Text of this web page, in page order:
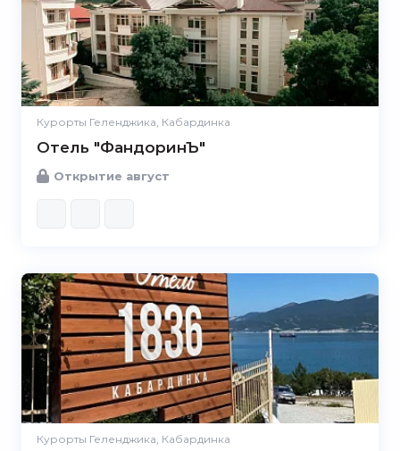
Курорты Геленджика, Кабардинка
Отель "ФандоринЪ"
Открытие август
Курорты Геленджика, Кабардинка